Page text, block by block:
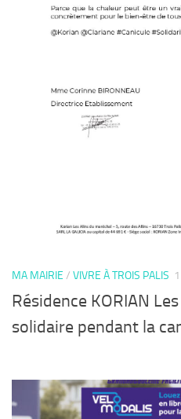
MA MAIRIE / VIVRE À TROIS PALIS
Résidence KORIAN
solidaire pendant la